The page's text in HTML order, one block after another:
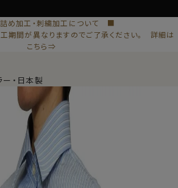
加工・刺繍加工について ■
期間が異なりますのでご了承ください。 詳細は
こちら⇒
ー・日本製